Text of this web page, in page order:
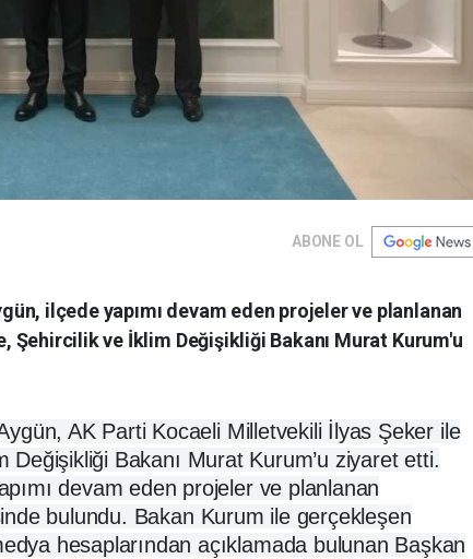
ABONE OL
ilçede yapımı devam eden projeler ve planlanan
Şehircilik ve İklim Değişikliği Bakanı Murat Kurum'u
AK Parti Kocaeli Milletvekili İlyas Şeker ile
Değişikliği Bakanı Murat Kurum’u ziyaret etti.
devam eden projeler ve planlanan
bulundu. Bakan Kurum ile gerçekleşen
hesaplarından açıklamada bulunan Başkan